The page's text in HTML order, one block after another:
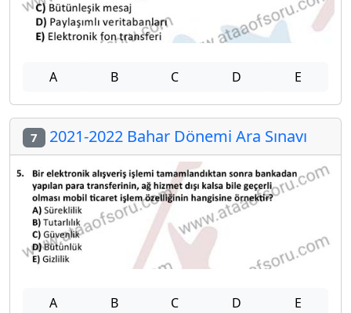
A B C D E
7 2021-2022 Bahar Dönemi Ara Sınavı
A B C D E